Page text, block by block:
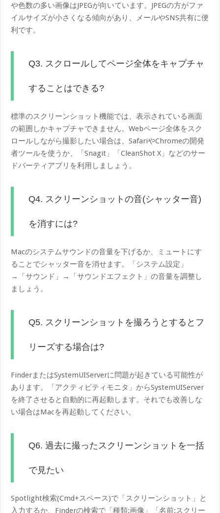
や色数の多い画像はJPEGが向いています。JPEGの方がファ
イルサイズが小さくなる傾向があり、メールやSNS共有に便
利です。
Q3. スクロールしてページ全体をキャプチャ
することはできる?
標準のスクリーンショット機能では、表示されている画面
の範囲しかキャプチャできません。Webページ全体をスク
ロールしながら撮影したい場合は、SafariやChromeの開発
者ツールを使うか、「Snagit」「CleanShot X」などのサー
ドパーティアプリを利用しましょう。
Q4. スクリーンショットの音(シャッター音)
を消すには?
Macのシステムサウンドの音量を下げるか、ミュートにす
ることでシャッター音を消せます。「システム設定」
→「サウンド」→「サウンドエフェクト」の音量を調整し
ましょう。
Q5. スクリーンショットを撮ろうとするとフ
リーズする場合は?
FinderまたはSystemUIServerに問題が起きている可能性が
あります。「アクティビティモニタ」からSystemUIServer
を終了させると自動的に再起動します。それでも改善しな
い場合はMacを再起動してください。
Q6. 過去に撮ったスクリーンショットを一括
で見たい
Spotlight検索(Cmd+スペース)で「スクリーンショット」と
入力するか、Finderの検索で「種類:画像」「名前:スクリー